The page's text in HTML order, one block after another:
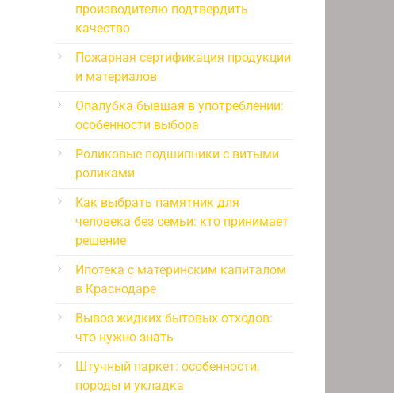
производителю подтвердить
качество
Пожарная сертификация продукции
и материалов
Опалубка бывшая в употреблении:
особенности выбора
Роликовые подшипники с витыми
роликами
Как выбрать памятник для
человека без семьи: кто принимает
решение
Ипотека с материнским капиталом
в Краснодаре
Вывоз жидких бытовых отходов:
что нужно знать
Штучный паркет: особенности,
породы и укладка